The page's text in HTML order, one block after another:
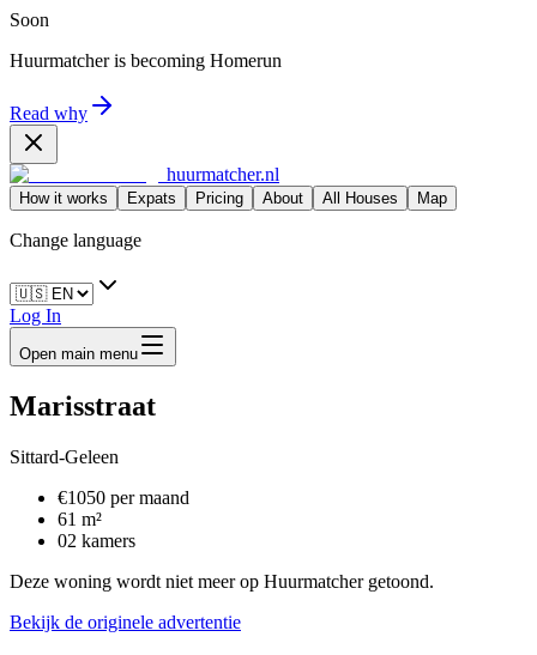
Soon
Huurmatcher is becoming Homerun
Read why
huurmatcher.nl
How it works Expats Pricing About All Houses Map
Change language
Log In
Open main menu
Marisstraat
Sittard-Geleen
€1050 per maand
61 m²
02 kamers
Deze woning wordt niet meer op Huurmatcher getoond.
Bekijk de originele advertentie